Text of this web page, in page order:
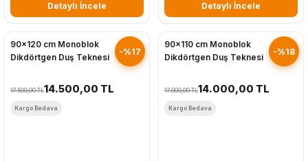
Detaylı İncele Detaylı İncele
-%17
90x120 cm Monoblok
Dikdörtgen Duş Teknesi
17.500,00 TL14.500,00 TL
Kargo Bedava
-%18
90x110 cm Monoblok
Dikdörtgen Duş Teknesi
17.000,00 TL14.000,00 TL
Kargo Bedava